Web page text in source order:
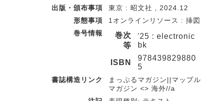
出版・頒布事項
東京 : 昭文社 , 2024.12
形態事項
1オンラインリソース : 挿図
巻号情報
巻次
等
'25 : electronic
bk
ISBN
978439829880
5
書誌構造リンク
まっぷるマガジン||マップル
マガジン <> 海外//a